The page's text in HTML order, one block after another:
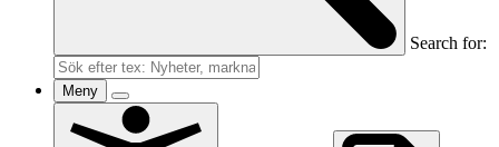
Search for:
Meny